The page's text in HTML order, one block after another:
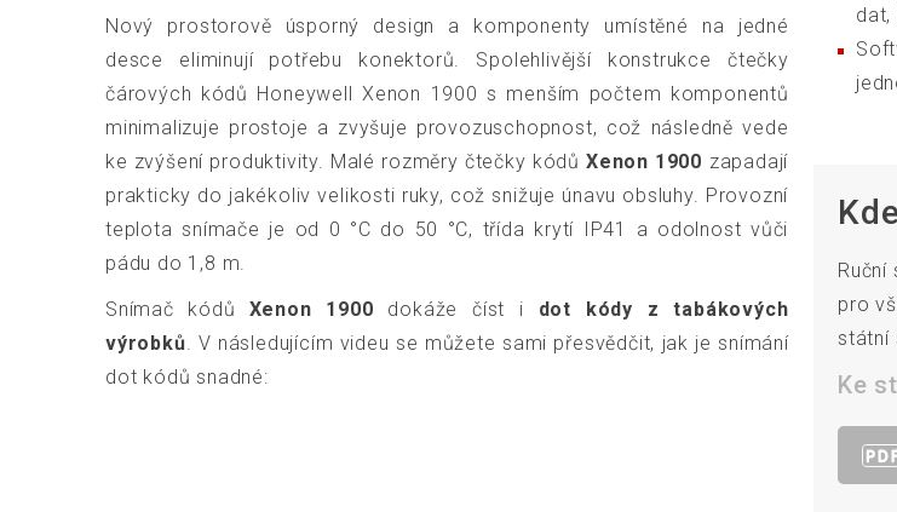
Nový prostorově úsporný design a komponenty umístěné na jedné
desce eliminují potřebu konektorů. Spolehlivější konstrukce čtečky
čárových kódů Honeywell Xenon 1900 s menším počtem komponentů
minimalizuje prostoje a zvyšuje provozuschopnost, což následně vede
ke zvýšení produktivity. Malé rozměry čtečky kódů Xenon 1900 zapadají
prakticky do jakékoliv velikosti ruky, což snižuje únavu obsluhy. Provozní
teplota snímače je od 0 °C do 50 °C, třída krytí IP41 a odolnost vůči
pádu do 1,8 m.
Snímač kódů Xenon 1900 dokáže číst i dot kódy z tabákových
výrobků. V následujícím videu se můžete sami přesvědčit, jak je snímání
dot kódů snadné:
dat,
pro
státní
Ke